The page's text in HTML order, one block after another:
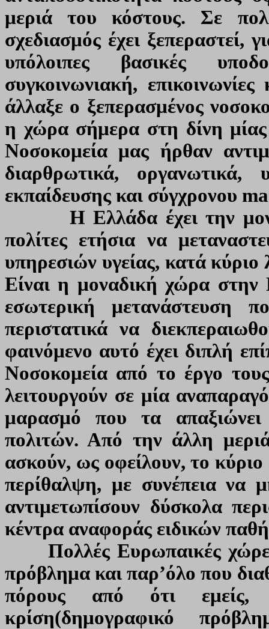
μεριά του κόστους. Σε
σχεδιασμός έχει ξεπεραστεί,
υπόλοιπες βασικές
συγκοινωνιακή,
άλλαξε ο ξεπερασμένος
η χώρα σήμερα στη δίνη μίας
Νοσοκομεία μας ήρθαν
διαρθρωτικά, οργανωτικά,
εκπαίδευσης και σύγχρονου
Η Ελλάδα έχει την
πολίτες ετήσια να
υπηρεσιών υγείας, κατά
Είναι η μοναδική χώρα
εσωτερική μετανάστευση
περιστατικά να
φαινόμενο αυτό έχει διπλή
Νοσοκομεία από το έργο
λειτουργούν σε μία
μαρασμό που τα
πολιτών. Από την άλλη
ασκούν, ως οφείλουν, το
περίθαλψη, με συνέπεια να
αντιμετωπίσουν δύσκολα
κέντρα αναφοράς ειδικών
Πολλές Ευρωπαικές χώρες
πρόβλημα και παρ’όλο που
πόρους από ότι εμείς,
κρίση(δημογραφικό